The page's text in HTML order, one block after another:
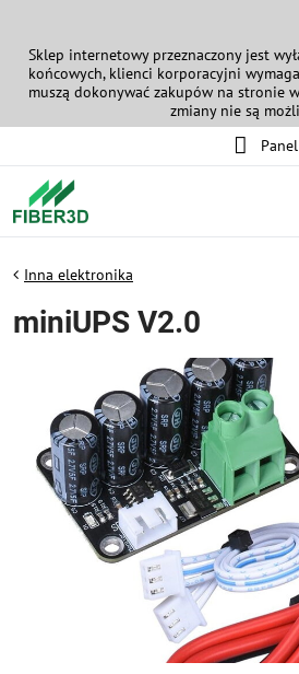
Sklep internetowy przeznaczony jest
końcowych, klienci korporacyjni
muszą dokonywać zakupów na stronie
zmiany nie są
Inna elektronika
miniUPS V2.0